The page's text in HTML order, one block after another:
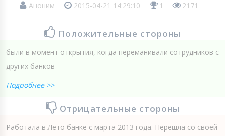
Аноним 2015-04-21 14:29:10 1 2171
Положительные стороны
были в момент открытия, когда переманивали сотрудников с
других банков
Подробнее >>
Отрицательные стороны
Работала в Лето банке с марта 2013 года. Перешла со своей